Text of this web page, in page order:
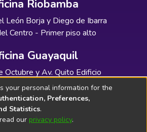
Riobamba
León Borja y Diego de Ibarra
Centro - Primer piso alto
Guayaquil
Octubre y Av. Quito Edificio
- Planta baja
your personal information for the
Preferences,
Statistics.
our privacy policy.